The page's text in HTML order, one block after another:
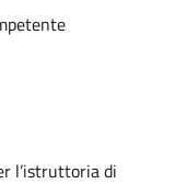
l’istruttoria di